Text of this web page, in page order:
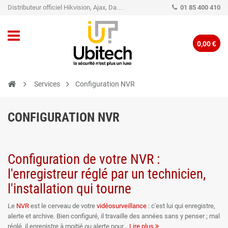
Distributeur officiel Hikvision, Ajax, Dahua, TP-Link - Caméra de vidéo surveillance - Alarme 01 85 400 410
0,00 €
Services Configuration NVR
CONFIGURATION NVR
Configuration de votre NVR :
l'enregistreur réglé par un technicien,
l'installation qui tourne
Le NVR est le cerveau de votre vidéosurveillance : c'est lui qui enregistre,
alerte et archive. Bien configuré, il travaille des années sans y penser ; mal
réglé, il enregistre à moitié ou alerte pour
Lire plus